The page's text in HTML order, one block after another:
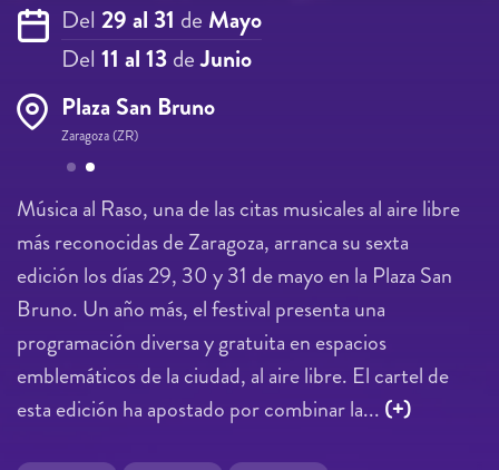
Del 29 al 31 de Mayo
Del 11 al 13deJunio
Plaza San Bruno
Zaragoza (ZR)
Páginas
Música al Raso, una de las citas musicales al aire libre
más reconocidas de Zaragoza, arranca su sexta
edición los días 29, 30 y 31 de mayo en la Plaza San
Bruno. Un año más, el festival presenta una
programación diversa y gratuita en espacios
emblemáticos de la ciudad, al aire libre. El cartel de
esta edición ha apostado por combinar la... (+)